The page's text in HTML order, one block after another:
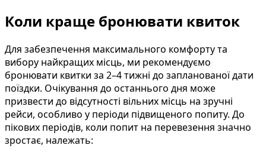
Коли краще бронювати квиток
Для забезпечення максимального комфорту та
вибору найкращих місць, ми рекомендуємо
бронювати квитки за 2–4 тижні до запланованої дати
поїздки. Очікування до останнього дня може
призвести до відсутності вільних місць на зручні
рейси, особливо у періоди підвищеного попиту. До
пікових періодів, коли попит на перевезення значно
зростає, належать: